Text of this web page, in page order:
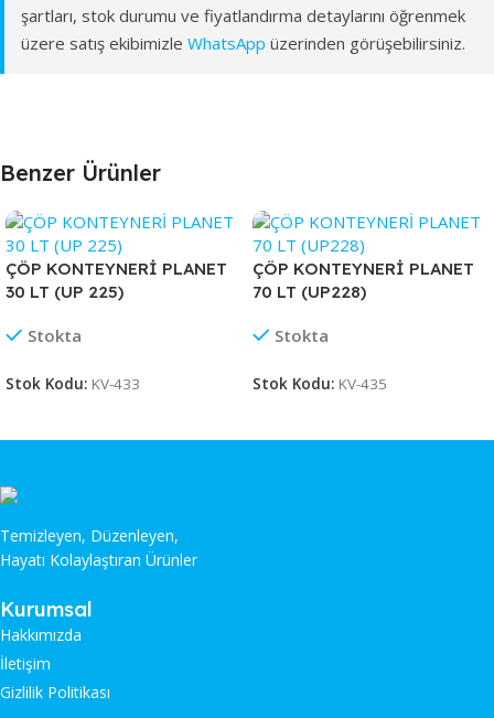
şartları, stok durumu ve fiyatlandırma detaylarını öğrenmek
üzere satış ekibimizle WhatsApp üzerinden görüşebilirsiniz.
Benzer Ürünler
ÇÖP KONTEYNERİ PLANET
30 LT (UP 225)
Stokta
Stok Kodu: KV-433
ÇÖP KONTEYNERİ PLANET
70 LT (UP228)
Stokta
Stok Kodu: KV-435
Temizleyen, Düzenleyen,
Hayatı Kolaylaştıran Ürünler
Kurumsal
Hakkımızda
İletişim
Gizlilik Politikası